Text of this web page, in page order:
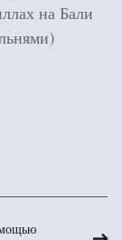
на Бали